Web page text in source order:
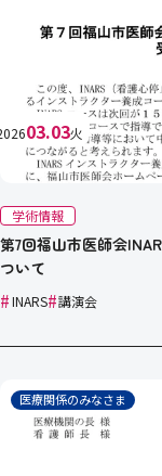
03.03火
学術情報
第7回福山市医師会
ついて
#INARS#講演会
医療関係のみなさま